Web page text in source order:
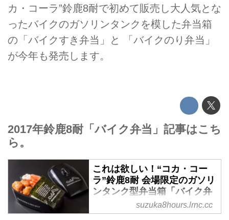
カ・コーラ”鈴鹿8耐で初めて販売し大人気とな
ったバイクのガソリンタンクを模した弁当箱
の「バイクすき弁当」と 「バイクのり弁当」
が今年も発売します。
2017年鈴鹿8耐「バイク弁当」記事はこち
ら。
これは欲しい！“コカ・コー
ラ”鈴鹿8耐 会場限定のガソリ
ンタンク型弁当箱「バイク弁
当」が登場！ - "コカ・コー
ラ"鈴鹿8耐 特設サイト
suzuka8hours.lrnc.cc